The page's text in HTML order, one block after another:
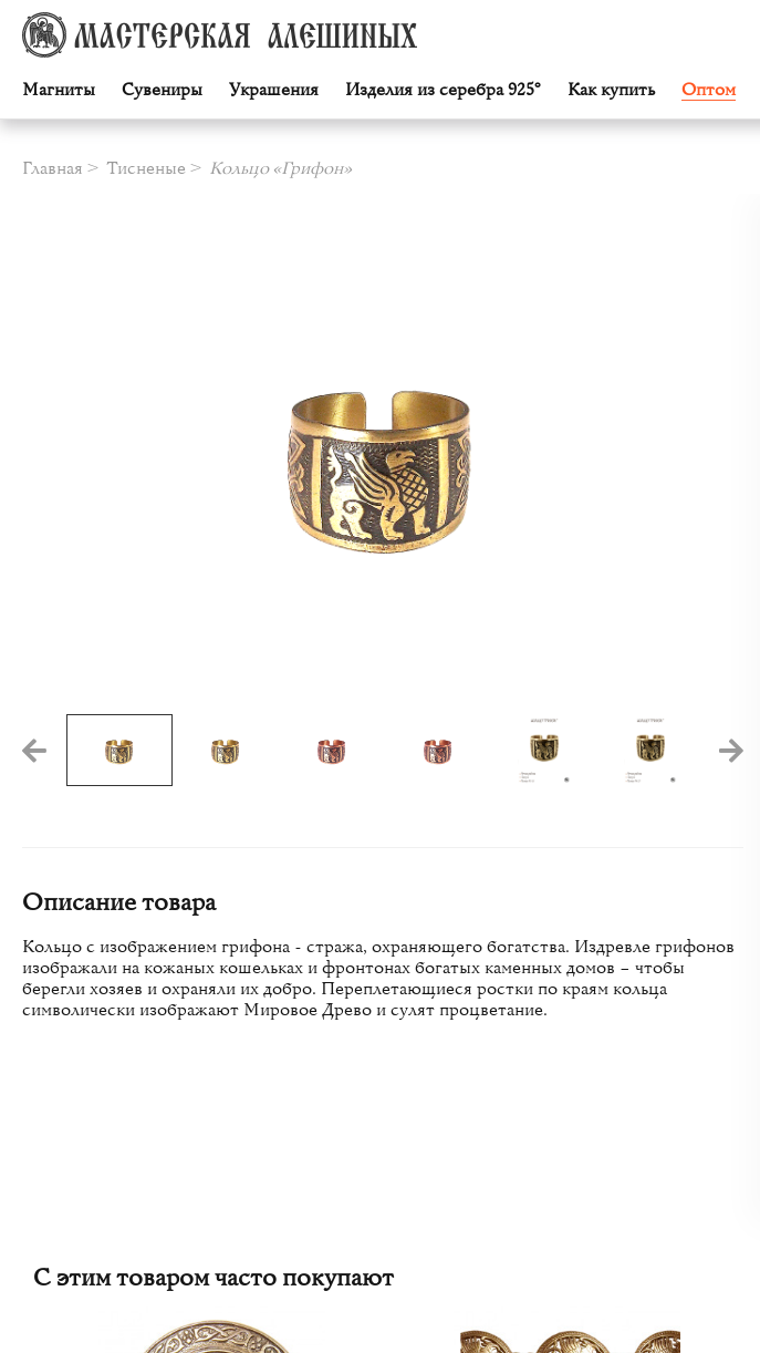
Магниты Сувениры Украшения Изделия из серебра 925° Как купить Оптом
Главная Тисненые Кольцо «Грифон»
Описание товара
Кольцо с изображением грифона - стража, охраняющего богатства. Издревле грифонов
изображали на кожаных кошельках и фронтонах богатых каменных домов – чтобы
берегли хозяев и охраняли их добро. Переплетающиеся ростки по краям кольца
символически изображают Мировое Древо и сулят процветание.
С этим товаром часто покупают